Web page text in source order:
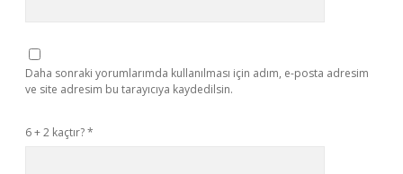
Daha sonraki yorumlarımda kullanılması için adım, e-posta adresim
ve site adresim bu tarayıcıya kaydedilsin.
6 + 2 kaçtır?*